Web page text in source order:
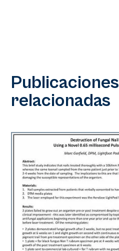
Publicaciones
relacionadas